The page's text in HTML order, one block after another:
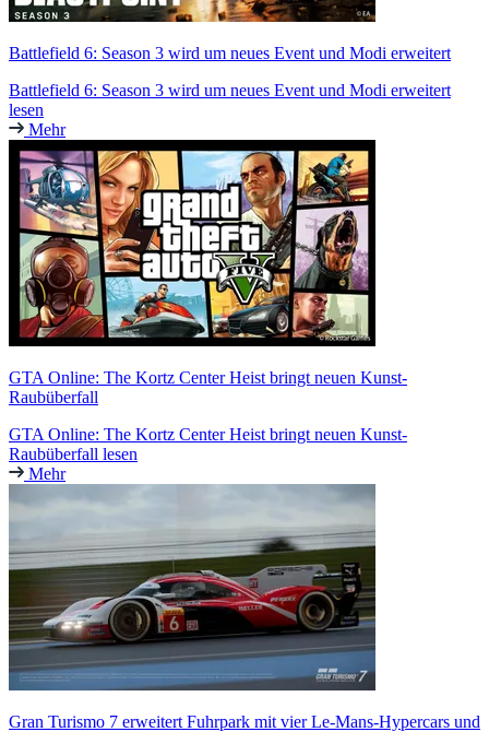
Battlefield 6: Season 3 wird um neues Event und Modi erweitert
Battlefield 6: Season 3 wird um neues Event und Modi erweitert
lesen
Mehr
GTA Online: The Kortz Center Heist bringt neuen Kunst-
Raubüberfall
GTA Online: The Kortz Center Heist bringt neuen Kunst-
Raubüberfall lesen
Mehr
Gran Turismo 7 erweitert Fuhrpark mit vier Le-Mans-Hypercars und